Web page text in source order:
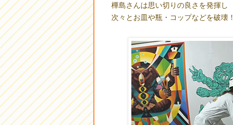
樺島さんは思い切りの良さを発揮し
次々とお皿や瓶・コップなどを破壊！